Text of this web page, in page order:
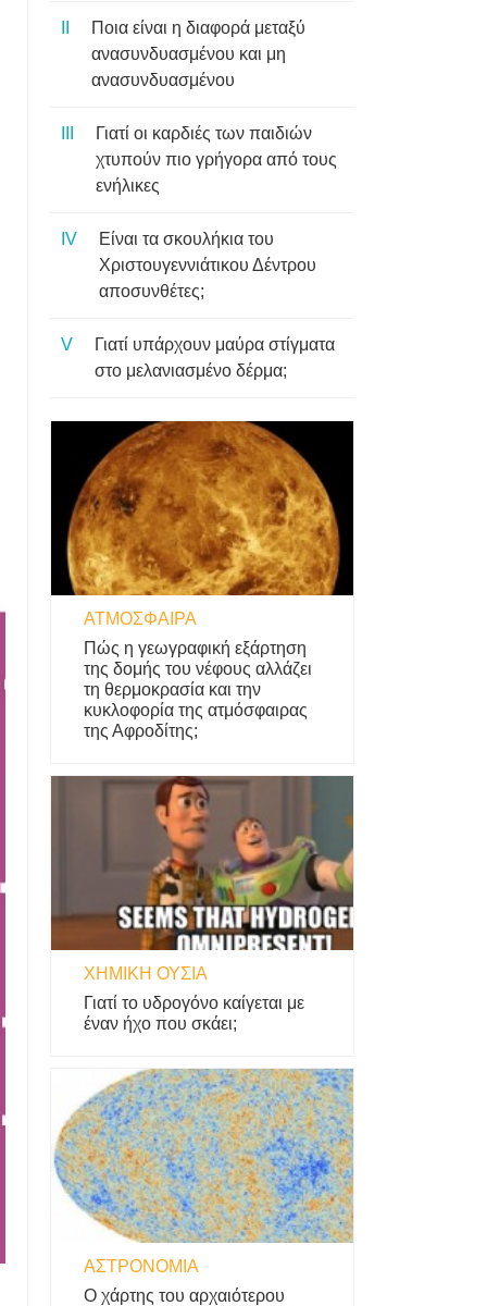
Ποια είναι η διαφορά μεταξύ
ανασυνδυασμένου και μη
ανασυνδυασμένου
Γιατί οι καρδιές των παιδιών
χτυπούν πιο γρήγορα από τους
ενήλικες
Είναι τα σκουλήκια του
Χριστουγεννιάτικου Δέντρου
αποσυνθέτες;
Γιατί υπάρχουν μαύρα στίγματα
στο μελανιασμένο δέρμα;
ΑΤΜΌΣΦΑΙΡΑ
Πώς η γεωγραφική εξάρτηση
της δομής του νέφους αλλάζει
τη θερμοκρασία και την
κυκλοφορία της ατμόσφαιρας
της Αφροδίτης;
ΧΗΜΙΚΉ ΟΥΣΊΑ
Γιατί το υδρογόνο καίγεται με
έναν ήχο που σκάει;
ΑΣΤΡΟΝΟΜΊΑ
Ο χάρτης του αρχαιότερου